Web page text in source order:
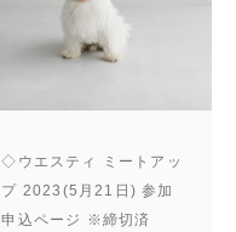
◇ウエスティ ミートアッ
プ 2023(5月21日) 参加
申込ページ ※締切済